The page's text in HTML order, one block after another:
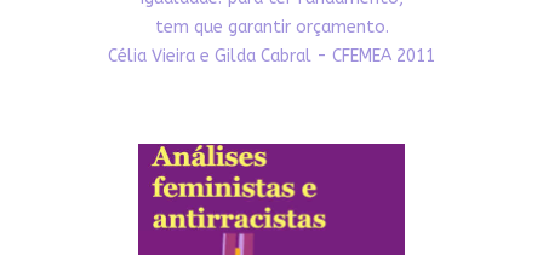
tem que garantir orçamento.
Célia Vieira e Gilda Cabral - CFEMEA 2011